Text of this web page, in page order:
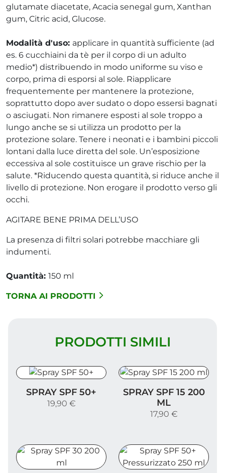
glutamate diacetate, Acacia senegal gum, Xanthan
gum, Citric acid, Glucose.
Modalità d'uso: applicare in quantità sufficiente (ad
es. 6 cucchiaini da tè per il corpo di un adulto
medio*) distribuendo in modo uniforme su viso e
corpo, prima di esporsi al sole. Riapplicare
frequentemente per mantenere la protezione,
soprattutto dopo aver sudato o dopo essersi bagnati
o asciugati. Non rimanere esposti al sole troppo a
lungo anche se si utilizza un prodotto per la
protezione solare. Tenere i neonati e i bambini piccoli
lontani dalla luce diretta del sole. Un’esposizione
eccessiva al sole costituisce un grave rischio per la
salute. *Riducendo questa quantità, si riduce anche il
livello di protezione. Non erogare il prodotto verso gli
occhi.
AGITARE BENE PRIMA DELL’USO
La presenza di filtri solari potrebbe macchiare gli
indumenti.
Quantità: 150 ml
TORNA AI PRODOTTI
PRODOTTI SIMILI
SPRAY SPF 50+
19,90 €
SPRAY SPF 15 200
ML
17,90 €